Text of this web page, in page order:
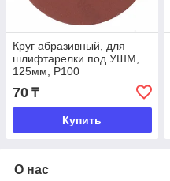
Круг абразивный, для
шлифтарелки под УШМ,
125мм, Р100
70 ₸
Купить
О нас